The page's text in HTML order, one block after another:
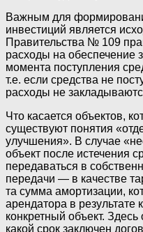
Важным для
инвестиций является
Правительства № 109
расходы на обеспечение
момента поступления
т.е. если средства не
расходы не
Что касается объектов,
существуют понятия
улучшения». В случае
объект после истечения
передаваться в
передачи — в качестве
та сумма амортизации,
арендатора в
конкретный объект.
какой срок заключен